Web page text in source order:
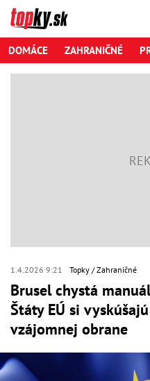
DOMÁCE ZAHRANIČNÉ
1.4.2026 9:21 Topky Zahraničné
Brusel chystá
Štáty EÚ si
vzájomnej obrane